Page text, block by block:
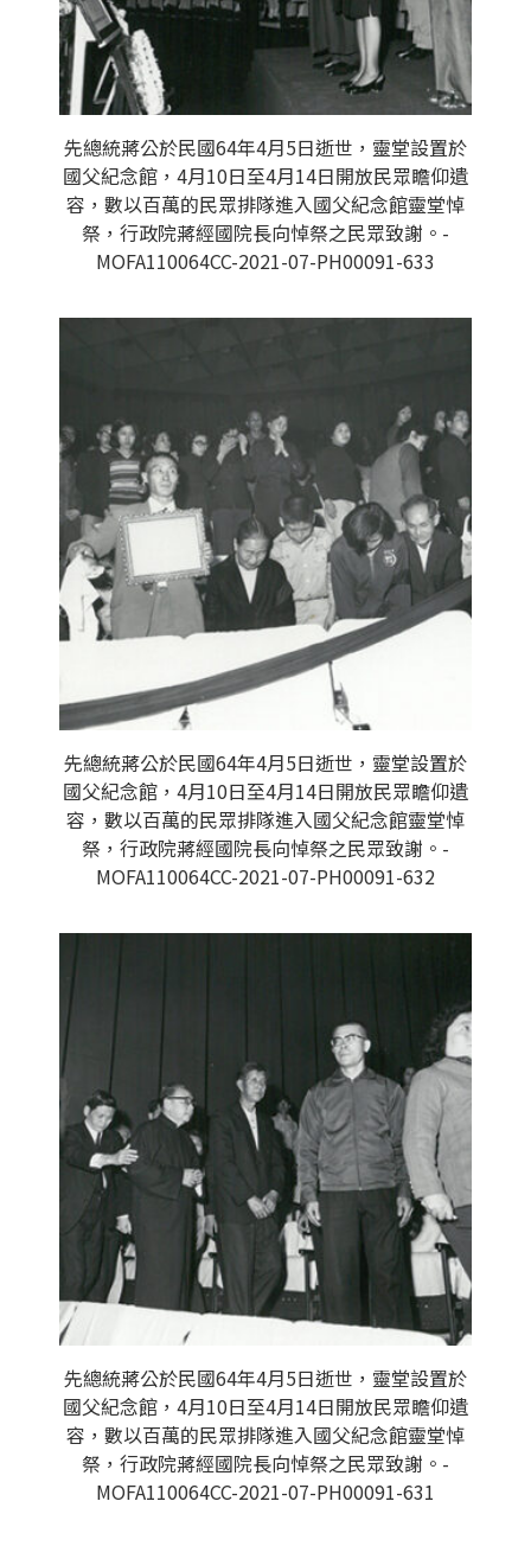
先總統蔣公於民國64年4月5日逝世，靈堂設置於
國父紀念館，4月10日至4月14日開放民眾瞻仰遺
容，數以百萬的民眾排隊進入國父紀念館靈堂悼
祭，行政院蔣經國院長向悼祭之民眾致謝。-
MOFA110064CC-2021-07-PH00091-633
先總統蔣公於民國64年4月5日逝世，靈堂設置於
國父紀念館，4月10日至4月14日開放民眾瞻仰遺
容，數以百萬的民眾排隊進入國父紀念館靈堂悼
祭，行政院蔣經國院長向悼祭之民眾致謝。-
MOFA110064CC-2021-07-PH00091-632
先總統蔣公於民國64年4月5日逝世，靈堂設置於
國父紀念館，4月10日至4月14日開放民眾瞻仰遺
容，數以百萬的民眾排隊進入國父紀念館靈堂悼
祭，行政院蔣經國院長向悼祭之民眾致謝。-
MOFA110064CC-2021-07-PH00091-631